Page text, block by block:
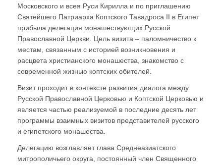
Московского и всея Руси Кирилла и по приглашению
Святейшего Патриарха Коптского Тавадроса II в Египет
прибыла делегация монашествующих Русской
Православной Церкви. Цель визита – паломничество к
местам, связанным с историей возникновения и
расцвета христианского монашества, знакомство с
современной жизнью коптских обителей.
Визит проходит в контексте развития диалога между
Русской Православной Церковью и Коптской Церковью и
является частью реализуемой в последние десять лет
программы взаимных визитов представителей русского
и египетского монашества.
Делегацию возглавляет глава Среднеазиатского
митрополичьего округа, постоянный член Священного